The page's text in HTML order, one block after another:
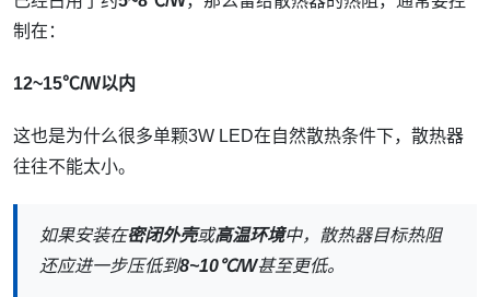
制在：
12~15℃/W以内
这也是为什么很多单颗3W LED在自然散热条件下，散热器
往往不能太小。
如果安装在密闭外壳或高温环境中，散热器目标热阻
还应进一步压低到8~10℃/W甚至更低。